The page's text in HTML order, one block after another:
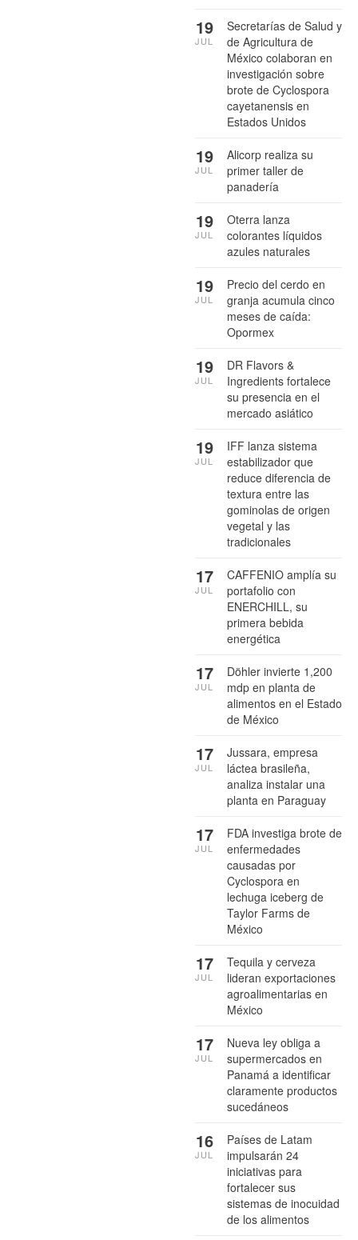
Secretarías de Salud y
de Agricultura de
México colaboran en
investigación sobre
brote de Cyclospora
cayetanensis en
Estados Unidos
19
JUL
Alicorp realiza su
primer taller de
panadería
19
JUL
Oterra lanza
colorantes líquidos
azules naturales
19
JUL
Precio del cerdo en
granja acumula cinco
meses de caída:
Opormex
19
JUL
DR Flavors &
Ingredients fortalece
su presencia en el
mercado asiático
19
JUL
IFF lanza sistema
estabilizador que
reduce diferencia de
textura entre las
gominolas de origen
vegetal y las
tradicionales
19
JUL
CAFFENIO amplía su
portafolio con
ENERCHILL, su
primera bebida
energética
17
JUL
Döhler invierte 1,200
mdp en planta de
alimentos en el Estado
de México
17
JUL
Jussara, empresa
láctea brasileña,
analiza instalar una
planta en Paraguay
17
JUL
FDA investiga brote de
enfermedades
causadas por
Cyclospora en
lechuga iceberg de
Taylor Farms de
México
17
JUL
Tequila y cerveza
lideran exportaciones
agroalimentarias en
México
17
JUL
Nueva ley obliga a
supermercados en
Panamá a identificar
claramente productos
sucedáneos
17
JUL
Países de Latam
impulsarán 24
iniciativas para
fortalecer sus
sistemas de inocuidad
de los alimentos
16
JUL